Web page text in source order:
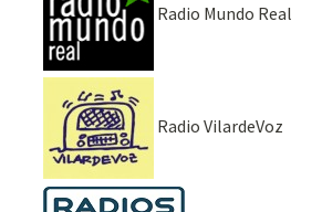
Radio Mundo Real
Radio VilardeVoz